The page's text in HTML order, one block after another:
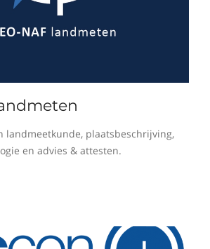
landmeetkunde, plaatsbeschrijving,
en advies & attesten.